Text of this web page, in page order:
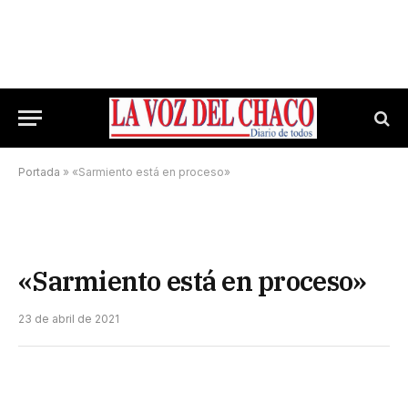
Portada » «Sarmiento está en proceso»
«Sarmiento está en proceso»
23 de abril de 2021